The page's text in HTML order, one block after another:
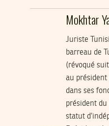
Mokhtar
Juriste
barreau de
(révoqué
au
dans ses
président du
statut